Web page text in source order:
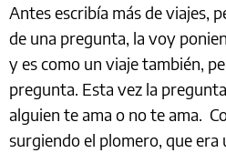
Antes escribía más de viajes,
de una pregunta, la voy
y es como un viaje también,
pregunta. Esta vez la
alguien te ama o no te ama.
surgiendo el plomero, que era